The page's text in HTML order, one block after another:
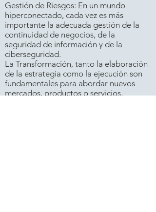
Gestión de Riesgos: En un mundo
hiperconectado, cada vez es más
importante la adecuada gestión de la
continuidad de negocios, de la
seguridad de información y de la
ciberseguridad.
La Transformación, tanto la elaboración
de la estrategia como la ejecución son
fundamentales para abordar nuevos
mercados, productos o servicios,